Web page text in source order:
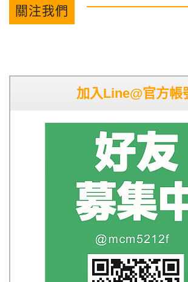
關注我們
加入Line@官方帳